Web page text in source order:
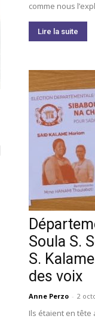
comme nous
Lire la suite
Soula S.
S.
des voix
Anne Perzo - 2
Ils étaient en tête